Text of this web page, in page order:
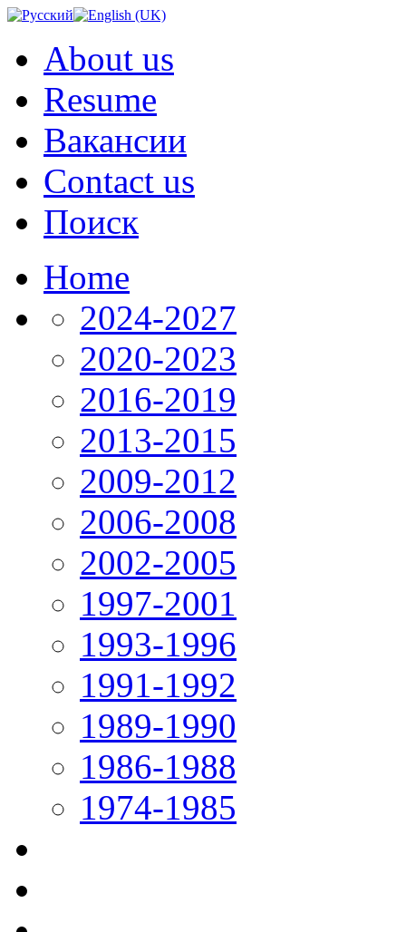
About us
Resume
Вакансии
Contact us
Поиск
Home
2024-2027
2020-2023
2016-2019
2013-2015
2009-2012
2006-2008
2002-2005
1997-2001
1993-1996
1991-1992
1989-1990
1986-1988
1974-1985